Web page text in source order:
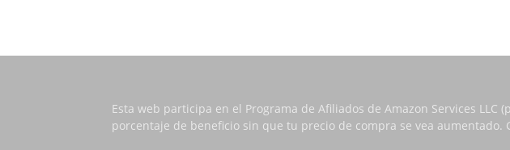
Esta web participa en el Programa de Afiliados de Amazon Services
porcentaje de beneficio sin que tu precio de compra se vea aumentado.